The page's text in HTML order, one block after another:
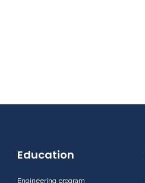
Education
Engineering program